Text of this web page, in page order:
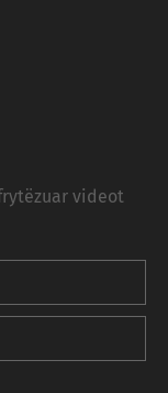
videot